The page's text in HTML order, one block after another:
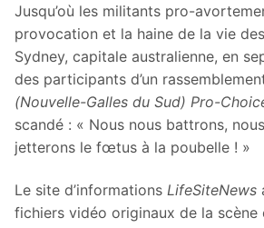
Jusqu’où les militants pro-
provocation et la haine de la vie
Sydney, capitale australienne, en
des participants d’un
(Nouvelle-Galles du Sud) Pro-
scandé : « Nous nous battrons,
jetterons le fœtus à la poubelle ! »
Le site d’informations LifeSiteNews
fichiers vidéo originaux de la scène